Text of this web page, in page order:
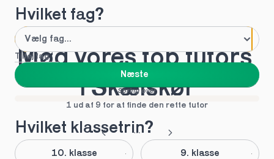
Hvilket fag?
Tilføj fag
Næste
Spring over
1 ud af 9 for at finde den rette tutor
Hvilket klassetrin?
10. klasse 9. klasse
Mød vores top tutors
i Skælskør